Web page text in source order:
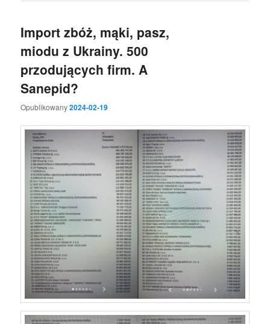
Import zbóż, mąki, pasz,
miodu z Ukrainy. 500
przodujących firm. A
Sanepid?
Opublikowany2024-02-19